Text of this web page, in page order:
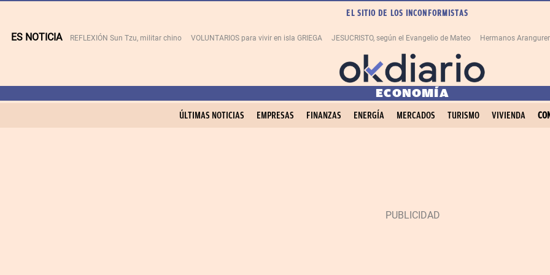
EL SITIO DE LOS INCONFORMISTAS
ES NOTICIA REFLEXIÓN Sun Tzu, militar chino VOLUNTARIOS para vivir en isla GRIEGA JESUCRISTO, según el Evangelio de Mateo Hermanos Aranguren
ECONOMÍA
ÚLTIMAS NOTICIAS EMPRESAS FINANZAS ENERGÍA MERCADOS TURISMO VIVIENDA